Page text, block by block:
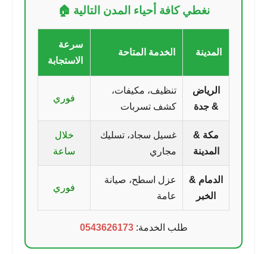
نغطي كافة أحياء المدن التالية 🏠
المدينة الخدمة المتاحة
سرعة
الاستجابة
الرياض
& جدة
تنظيف، مكيفات،
كشف تسربات
فوري
مكة &
المدينة
غسيل سجاد، تسليك
مجاري
خلال
ساعة
الدمام &
الخبر
عزل اسطح، صيانة
عامة
فوري
طلب الخدمة:0543626173